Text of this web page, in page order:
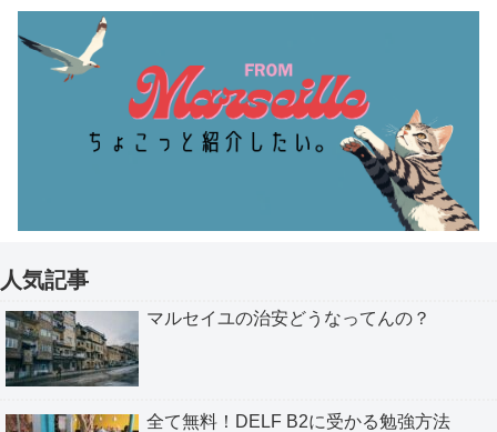
人気記事
マルセイユの治安どうなってんの？
全て無料！DELF B2に受かる勉強方法